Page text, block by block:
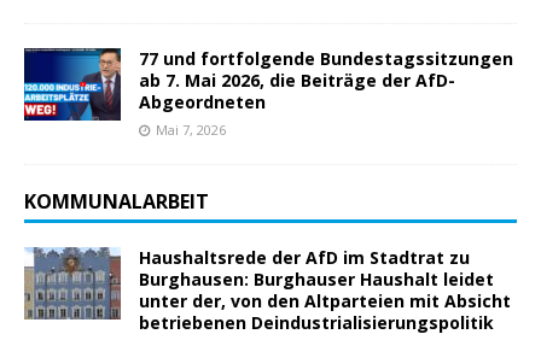
77 und fortfolgende Bundestagssitzungen
ab 7. Mai 2026, die Beiträge der AfD-
Abgeordneten
Mai 7, 2026
KOMMUNALARBEIT
Haushaltsrede der AfD im Stadtrat zu
Burghausen: Burghauser Haushalt leidet
unter der, von den Altparteien mit Absicht
betriebenen Deindustrialisierungspolitik